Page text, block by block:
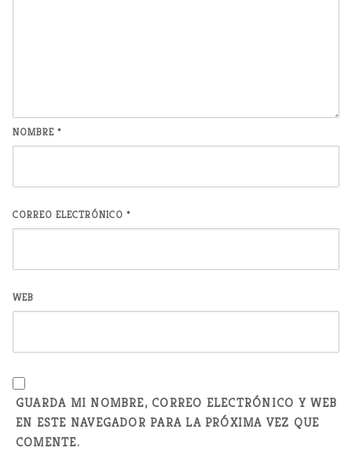
NOMBRE *
CORREO ELECTRÓNICO *
WEB
GUARDA MI NOMBRE, CORREO ELECTRÓNICO Y WEB
EN ESTE NAVEGADOR PARA LA PRÓXIMA VEZ QUE
COMENTE.